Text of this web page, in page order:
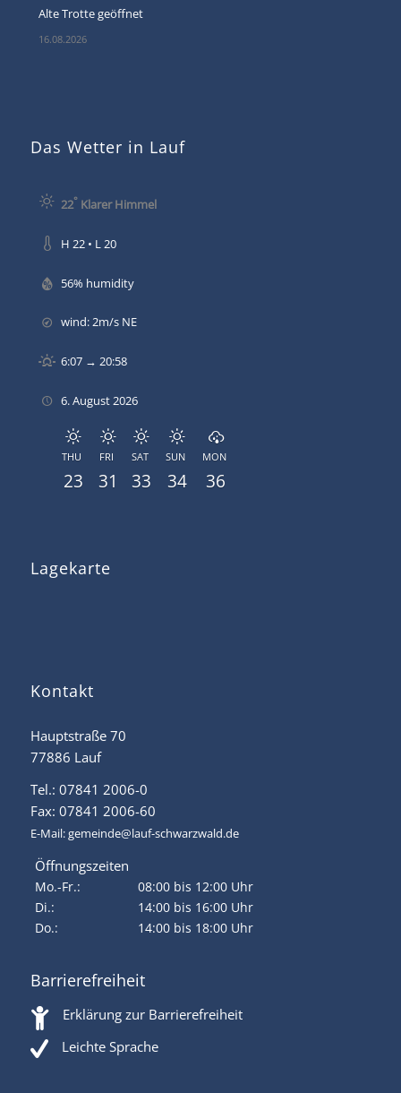
Alte Trotte geöffnet
16.08.2026
Das Wetter in Lauf
22°Klarer Himmel
H 22 • L 20
56% humidity
wind: 2m/s NE
6:07 → 20:58
6. August 2026
THU
23
FRI
31
SAT
33
SUN
34
MON
36
Lagekarte
Kontakt
Hauptstraße 70
77886 Lauf
Tel.: 07841 2006-0
Fax: 07841 2006-60
E-Mail:gemeinde@lauf-schwarzwald.de
Öffnungszeiten
Mo.-Fr.:
08:00 bis 12:00 Uhr
Di.:
14:00 bis 16:00 Uhr
Do.:
14:00 bis 18:00 Uhr
Barrierefreiheit
Erklärung zur Barrierefreiheit
Leichte Sprache